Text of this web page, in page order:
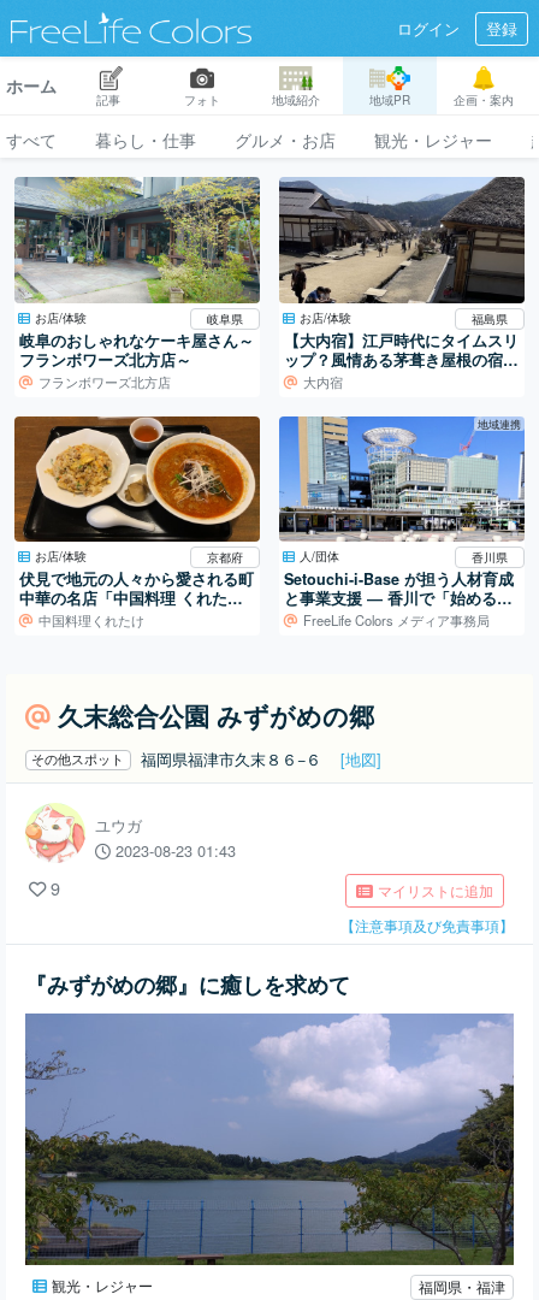
ログイン 登録
ホーム
記事 フォト 地域紹介 地域PR 企画・案内
すべて 暮らし・仕事 グルメ・お店 観光・レジャー
お店/体験 岐阜県
岐阜のおしゃれなケーキ屋さん～
フランボワーズ北方店～
フランボワーズ北方店
お店/体験 福島県
【大内宿】江戸時代にタイムスリ
ップ？風情ある茅葺き屋根の宿場
町♪大内宿
お店/体験 京都府
伏見で地元の人々から愛される町
中華の名店「中国料理 くれた
け」中国料理くれたけ
地域連携
人/団体 香川県
Setouchi-i-Base が担う人材育成
と事業支援 ― 香川で「始める」
を支える拠点
FreeLife Colors メディア事務局
久末総合公園 みずがめの郷
その他スポット 福岡県福津市久末８６−６ [地図]
ユウガ
2023-08-23 01:43
9
マイリストに追加
【注意事項及び免責事項】
『みずがめの郷』に癒しを求めて
観光・レジャー 福岡県・福津